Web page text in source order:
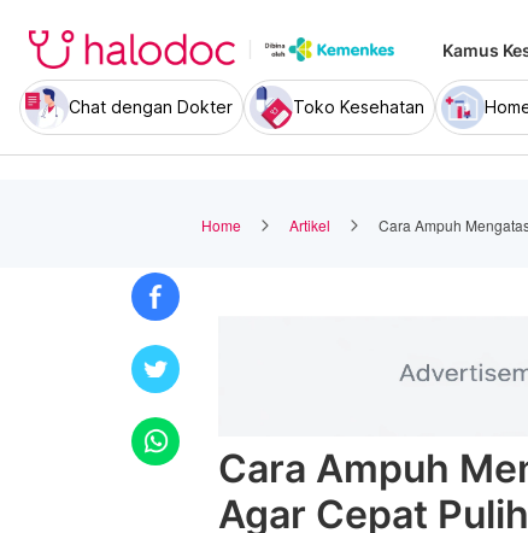
Kamus
Chat dengan Dokter Toko Kesehatan
Home Artikel Cara Ampuh
Cara Ampuh
Agar Cepat Pulih